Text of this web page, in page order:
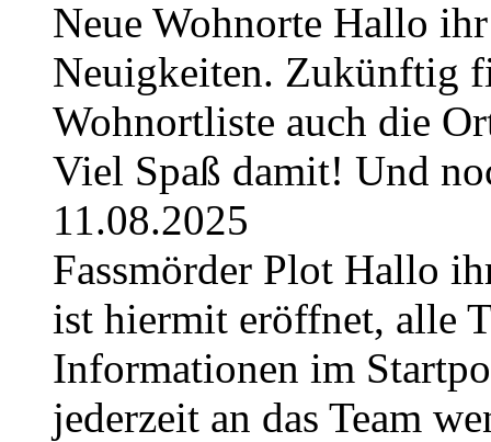
Neue Wohnorte Hallo
Neuigkeiten. Zukünftig
Wohnortliste auch die
Viel Spaß damit! Und
11.08.2025
Fassmörder Plot Hallo
ist hiermit eröffnet, alle
Informationen im
jederzeit an das Team